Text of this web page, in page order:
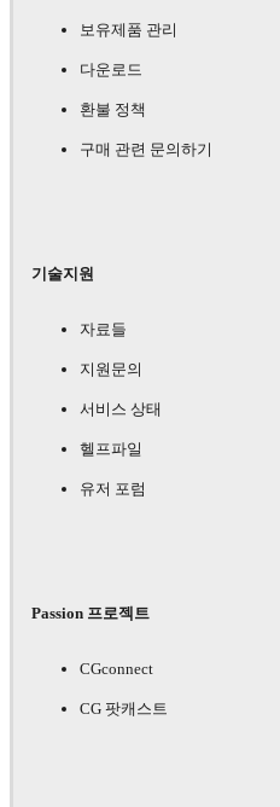
보유제품 관리
다운로드
환불 정책
구매 관련 문의하기
기술지원
자료들
지원문의
서비스 상태
헬프파일
유저 포럼
Passion 프로젝트
CGconnect
CG 팟캐스트